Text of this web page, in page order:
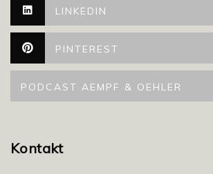
LINKEDIN
PINTEREST
PODCAST AEMPF & OEHLER
Kontakt